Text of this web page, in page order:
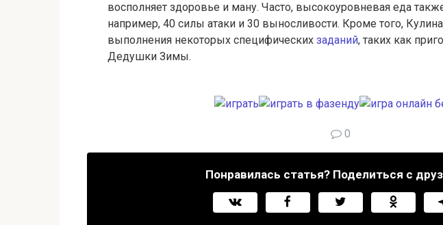
восполняет здоровье и ману. Часто, высокоуровневая еда
например, 40 силы атаки и 30 выносливости. Кроме того,
выполнения некоторых специфических заданий, таких как
Дедушки Зимы.
0
Понравилась статья? Поделиться с